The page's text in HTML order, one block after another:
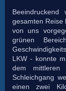
gesamten Reise
von uns
grünen
LKW - konnte
dem
Schleichgang
einen zwei